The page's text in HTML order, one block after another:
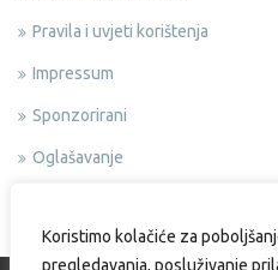
Koristimo kolačiće za
pregledavanja, posluživanje
Pravila i uvjeti korištenja
Impressum
Sponzorirani
Oglašavanje